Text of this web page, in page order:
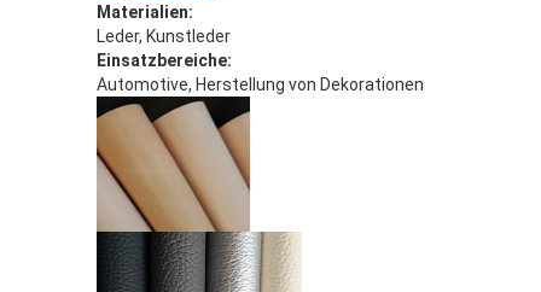
Materialien:
Leder, Kunstleder
Einsatzbereiche:
Automotive, Herstellung von Dekorationen